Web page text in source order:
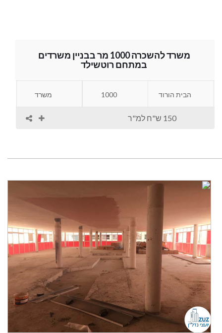
משרד להשכרה 1000 מר בבניין משרדים
במתחם רוטשילד
הבית הורוד 1000 משרד
150 ש"ח למ"ר